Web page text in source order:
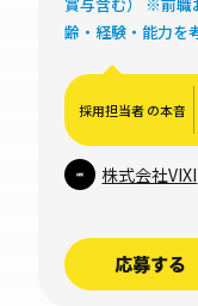
齢・経験・能力を
当社規定により経
考慮し、面談後に
ます ※試用期間
します
採用担当者 の本音
株式会社VIXI
応募する